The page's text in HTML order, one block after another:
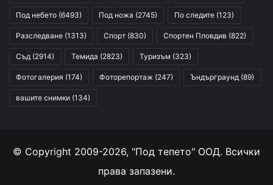
Под небето (6493) Под ножа (2745) По следите (123)
Разследване (1313) Спорт (830) Спортен Пловдив (822)
Съд (2914) Темида (2823) Туризъм (323)
Фотогалерия (174) Фоторепортаж (247) Ъндърграунд (89)
вашите снимки (134)
© Copyright 2009-2026, "Под тепето" ООД. Всички
права запазени.